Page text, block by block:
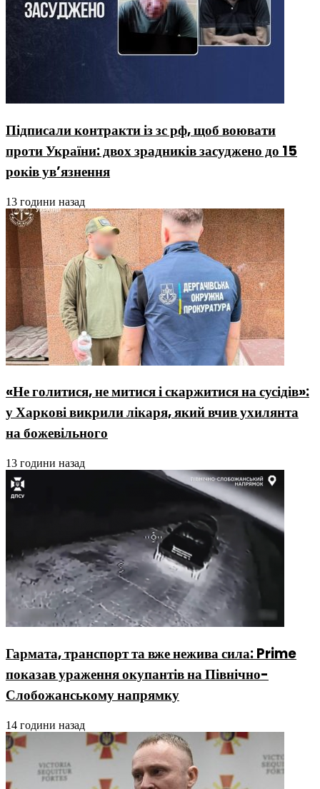
Підписали контракти із зс рф, щоб воювати
проти України: двох зрадників засуджено до 15
років ув’язнення
13 години назад
«Не голитися, не митися і скаржитися на сусідів»:
у Харкові викрили лікаря, який вчив ухилянта
на божевільного
13 години назад
Гармата, транспорт та вже нежива сила: Prime
показав ураження окупантів на Північно-
Слобожанському напрямку
14 години назад